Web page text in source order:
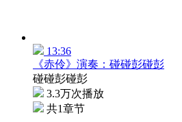
13:36
《赤伶》演奏：碰碰彭碰彭
碰碰彭碰彭
3.3万次播放
共1章节